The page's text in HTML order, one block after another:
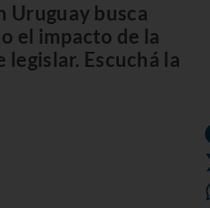
Uruguay busca
el impacto de la
Escuchá la